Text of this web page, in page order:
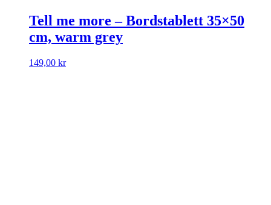
Tell me more – Bordstablett 35×50
cm, warm grey
149,00 kr